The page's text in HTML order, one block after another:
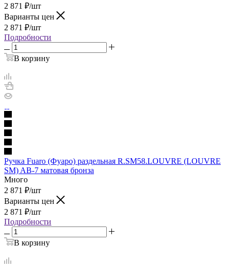
2 871 ₽/шт
Варианты цен
2 871 ₽/шт
Подробности
В корзину
Ручка Fuaro (Фуаро) раздельная R.SM58.LOUVRE (LOUVRE
SM) AB-7 матовая бронза
Много
2 871 ₽/шт
Варианты цен
2 871 ₽/шт
Подробности
В корзину